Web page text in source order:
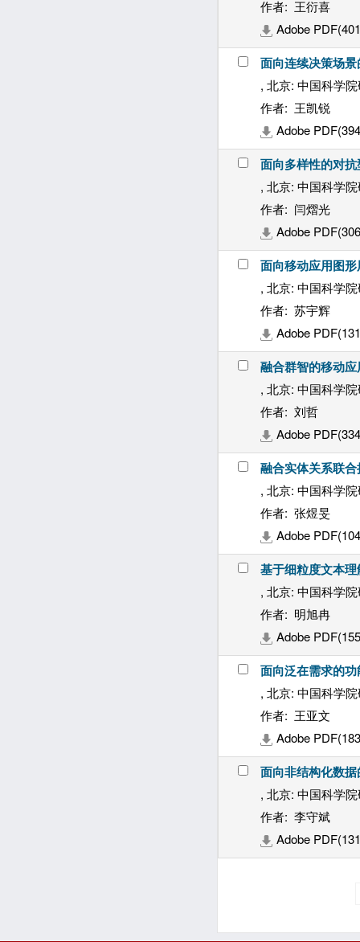
作者: 王衍喜
Adobe
面向连续决策场
, 北京: 中国科学
作者: 王凯锐
Adobe
面向多样性的对
, 北京: 中国科学
作者: 闫熠光
Adobe
面向移动应用图
, 北京: 中国科学
作者: 苏宇辉
Adobe
融合群智的移动
, 北京: 中国科学
作者: 刘哲
Adobe
融合实体关系联
, 北京: 中国科学
作者: 张煜旻
Adobe
基于细粒度文本
, 北京: 中国科学
作者: 明旭冉
Adobe
面向泛在需求的
, 北京: 中国科学
作者: 王亚文
Adobe
面向非结构化数
, 北京: 中国科学
作者: 李守斌
Adobe